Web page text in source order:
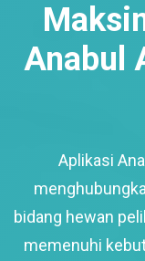
Anabul
Aplikasi
bidang hewan
memenuhi